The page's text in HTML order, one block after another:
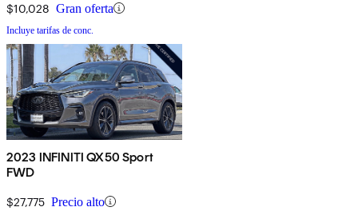
$10,028 Gran oferta
Incluye tarifas de conc.
2023 INFINITI QX50 Sport
FWD
$27,775 Precio alto